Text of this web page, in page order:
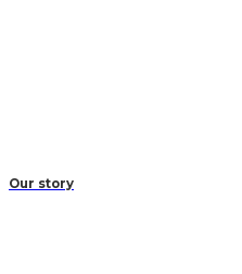
Our story